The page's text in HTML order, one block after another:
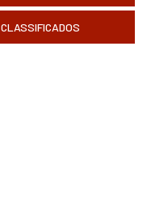
CLASSIFICADOS